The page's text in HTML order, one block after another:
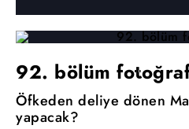
92. bölüm
Öfkeden deliye dönen
yapacak?